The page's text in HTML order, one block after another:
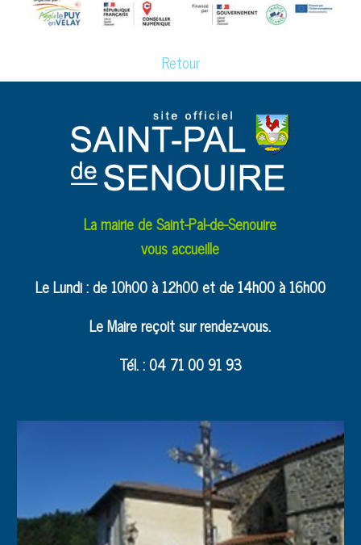
Retour
La mairie de Saint-Pal-de-Senouire
vous accueille
Le Lundi : de 10h00 à 12h00 et de 14h00 à 16h00
Le Maire reçoit sur rendez-vous.
Tél. : 04 71 00 91 93